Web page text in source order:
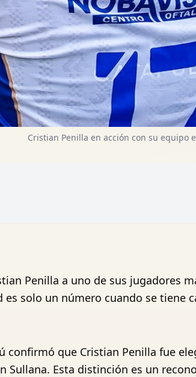
Cristian Penilla en acción con su equipo
Penilla a uno de sus jugadores
solo un número cuando se tiene
confirmó que Cristian Penilla fue
Sullana. Esta distinción es un